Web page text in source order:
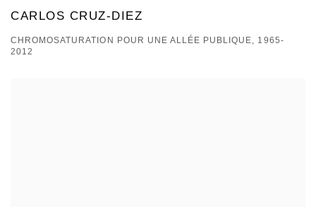
CARLOS CRUZ-DIEZ
CHROMOSATURATION POUR UNE ALLÉE PUBLIQUE, 1965-
2012